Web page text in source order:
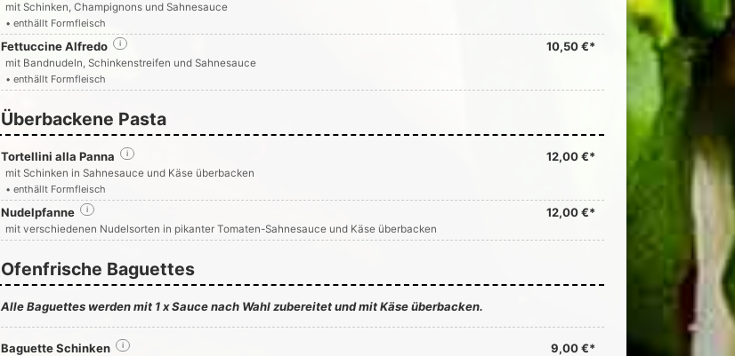
mit Schinken, Champignons und Sahnesauce
• enthällt Formfleisch
Fettuccine Alfredo 10,50 €*
i
mit Bandnudeln, Schinkenstreifen und Sahnesauce
• enthällt Formfleisch
Überbackene Pasta
Tortellini alla Panna 12,00 €*
i
mit Schinken in Sahnesauce und Käse überbacken
• enthällt Formfleisch
Nudelpfanne 12,00 €*
i
mit verschiedenen Nudelsorten in pikanter Tomaten-Sahnesauce und Käse überbacken
Ofenfrische Baguettes
Alle Baguettes werden mit 1 x Sauce nach Wahl zubereitet und mit Käse überbacken.
Baguette Schinken 9,00 €*
i